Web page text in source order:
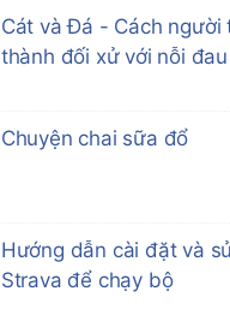
Cát và Đá - Cách người
thành đối xử với nỗi đau
Chuyện chai sữa đổ
Hướng dẫn cài đặt và
Strava để chạy bộ